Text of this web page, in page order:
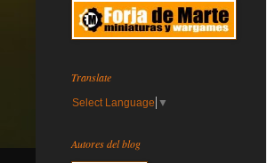
Translate
Select Language ▼
Autores del blog